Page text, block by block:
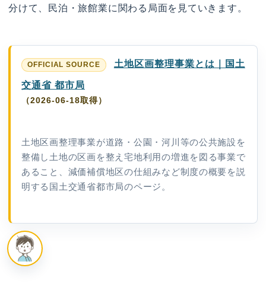
分けて、民泊・旅館業に関わる局面を見ていきます。
土地区画整理事業とは｜国土
交通省 都市局
（2026-06-18取得）
土地区画整理事業が道路・公園・河川等の公共施設を
整備し土地の区画を整え宅地利用の増進を図る事業で
あること、減価補償地区の仕組みなど制度の概要を説
明する国土交通省都市局のページ。